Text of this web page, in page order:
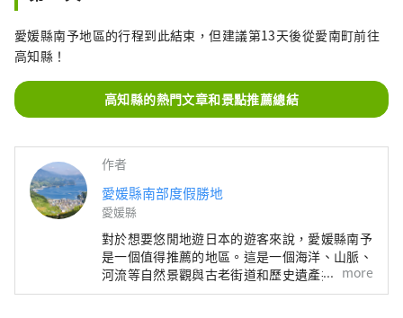
愛媛縣南予地區的行程到此結束，但建議第13天後從愛南町前往
高知縣！
高知縣的熱門文章和景點推薦總結
作者
愛媛縣南部度假勝地
愛媛縣
對於想要悠閒地遊日本的遊客來說，愛媛縣南予
是一個值得推薦的地區。這是一個海洋、山脈、
河流等自然景觀與古老街道和歷史遺產共存的地
區。這裡還有很多利用大自然的活動，非常適合
more